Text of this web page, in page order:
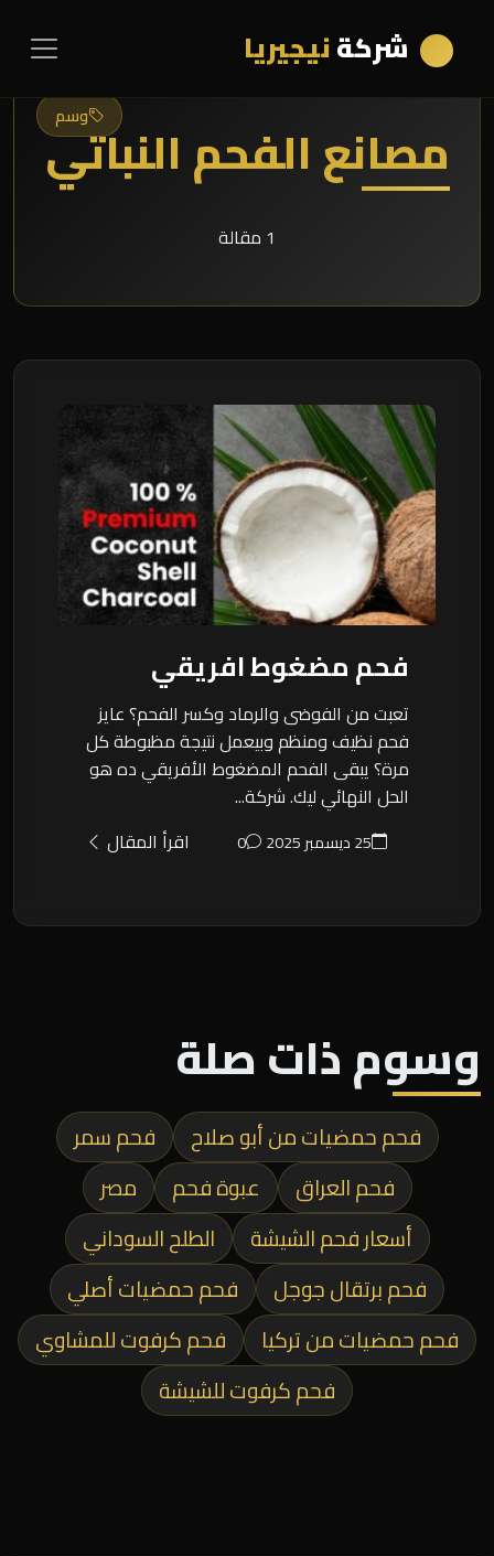
شركةنيجيريا
وسم
مصانع الفحم النباتي
1 مقالة
فحم مضغوط افريقي
تعبت من الفوضى والرماد وكسر الفحم؟ عايز
فحم نظيف ومنظم وبيعمل نتيجة مظبوطة كل
مرة؟ يبقى الفحم المضغوط الأفريقي ده هو
الحل النهائي ليك. شركة...
25 ديسمبر 2025 0 اقرأ المقال
وسوم ذات صلة
فحم حمضيات من أبو صلاح
فحم سمر
فحم العراق
عبوة فحم
مصر
أسعار فحم الشيشة
الطلح السوداني
فحم برتقال جوجل
فحم حمضيات أصلي
فحم حمضيات من تركيا
فحم كرفوت للمشاوي
فحم كرفوت للشيشة